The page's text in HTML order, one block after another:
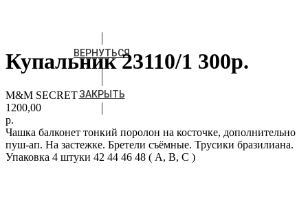
ВЕРНУТЬСЯ
ЗАКРЫТЬ
Купальник 23110/1 300р.
M&M SECRET
1200,00
р.
Чашка балконет тонкий поролон на косточке, дополнительно
пуш-ап. На застежке. Бретели съёмные. Трусики бразилиана.
Упаковка 4 штуки 42 44 46 48 ( A, B, С )